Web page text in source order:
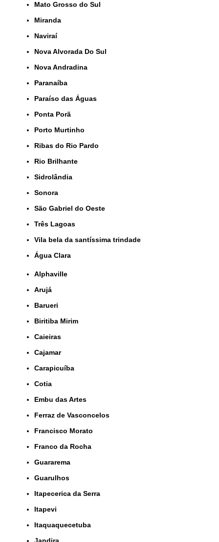
Mato Grosso do Sul
Miranda
Naviraí
Nova Alvorada Do Sul
Nova Andradina
Paranaíba
Paraíso das Águas
Ponta Porã
Porto Murtinho
Ribas do Rio Pardo
Rio Brilhante
Sidrolândia
Sonora
São Gabriel do Oeste
Três Lagoas
Vila bela da santíssima trindade
Água Clara
Alphaville
Arujá
Barueri
Biritiba Mirim
Caieiras
Cajamar
Carapicuíba
Cotia
Embu das Artes
Ferraz de Vasconcelos
Francisco Morato
Franco da Rocha
Guararema
Guarulhos
Itapecerica da Serra
Itapevi
Itaquaquecetuba